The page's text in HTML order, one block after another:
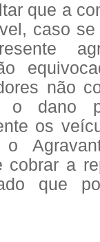
que a
caso
não
o
os
cobrar a
que